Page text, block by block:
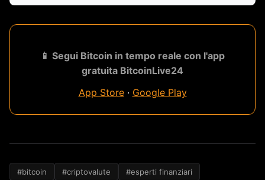
📱 Segui Bitcoin in tempo reale con l'app
gratuita BitcoinLive24
App Store· Google Play
#bitcoin #criptovalute
#esperti finanziari